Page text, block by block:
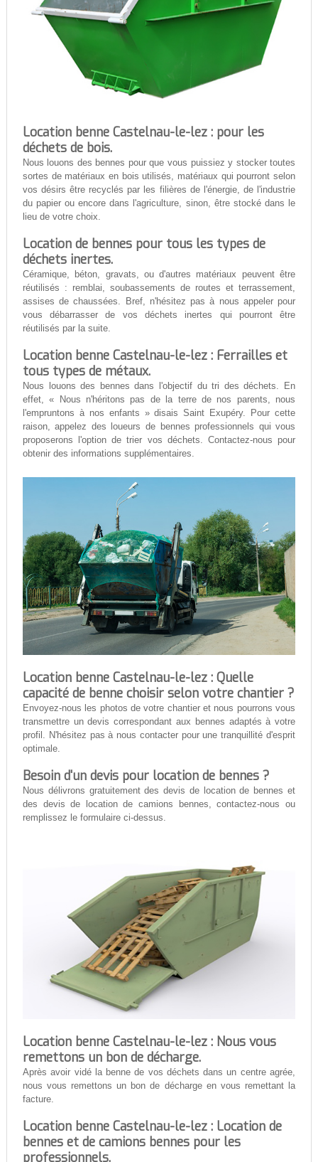
Location benne Castelnau-le-lez : pour les
déchets de bois.
Nous louons des bennes pour que vous puissiez y stocker toutes
sortes de matériaux en bois utilisés, matériaux qui pourront selon
vos désirs être recyclés par les filières de l'énergie, de l'industrie
du papier ou encore dans l'agriculture, sinon, être stocké dans le
lieu de votre choix.
Location de bennes pour tous les types de
déchets inertes.
Céramique, béton, gravats, ou d'autres matériaux peuvent être
réutilisés : remblai, soubassements de routes et terrassement,
assises de chaussées. Bref, n'hésitez pas à nous appeler pour
vous débarrasser de vos déchets inertes qui pourront être
réutilisés par la suite.
Location benne Castelnau-le-lez : Ferrailles et
tous types de métaux.
Nous louons des bennes dans l'objectif du tri des déchets. En
effet, « Nous n'héritons pas de la terre de nos parents, nous
l'empruntons à nos enfants » disais Saint Exupéry. Pour cette
raison, appelez des loueurs de bennes professionnels qui vous
proposerons l'option de trier vos déchets. Contactez-nous pour
obtenir des informations supplémentaires.
Location benne Castelnau-le-lez : Quelle
capacité de benne choisir selon votre chantier ?
Envoyez-nous les photos de votre chantier et nous pourrons vous
transmettre un devis correspondant aux bennes adaptés à votre
profil. N'hésitez pas à nous contacter pour une tranquillité d'esprit
optimale.
Besoin d'un devis pour location de bennes ?
Nous délivrons gratuitement des devis de location de bennes et
des devis de location de camions bennes, contactez-nous ou
remplissez le formulaire ci-dessus.
Location benne Castelnau-le-lez : Nous vous
remettons un bon de décharge.
Après avoir vidé la benne de vos déchets dans un centre agrée,
nous vous remettons un bon de décharge en vous remettant la
facture.
Location benne Castelnau-le-lez : Location de
bennes et de camions bennes pour les
professionnels.